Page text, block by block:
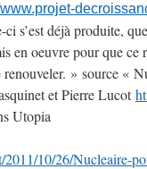
s’est déjà produite,
en oeuvre pour que
» source «
et Pierre Lucot
Utopia
2011/10/26/Nucleaire-